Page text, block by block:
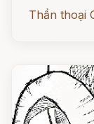
Thần thoại